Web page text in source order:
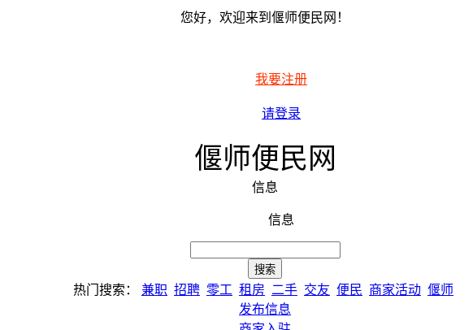
您好，欢迎来到偃师便民网！
我要注册
请登录
偃师便民网
信息
信息
热门搜索： 兼职 招聘 零工 租房 二手 交友 便民 商家活动 偃师
发布信息